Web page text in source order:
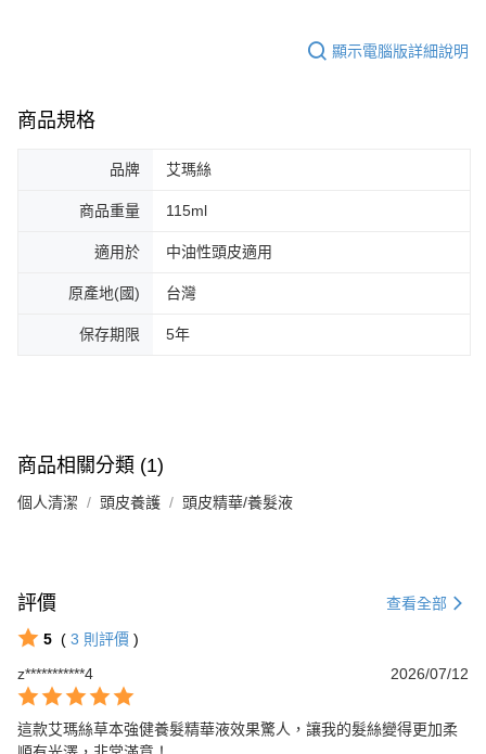
顯示電腦版詳細說明
商品規格
品牌 艾瑪絲
商品重量 115ml
適用於 中油性頭皮適用
原產地(國) 台灣
保存期限 5年
商品相關分類 (1)
個人清潔 頭皮養護 頭皮精華/養髮液
評價 查看全部
5 ( 3 則評價 )
z***********4
2026/07/12
這款艾瑪絲草本強健養髮精華液效果驚人，讓我的髮絲變得更加柔